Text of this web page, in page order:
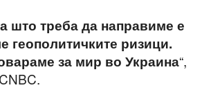
што треба да направиме е
геополитичките ризици.
за мир во Украина“,